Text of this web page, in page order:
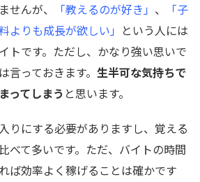
せんが、 「教えるのが好き」 、
「子
料よりも成長が欲しい」 という人には
トです。ただし、かなり強い思いで
言っておきます。 生半可な気持ちで
ってしまう と思います。
りにする必要がありますし、覚える
べて多いです。ただ、バイトの時間
ば効率よく稼げることは確かです